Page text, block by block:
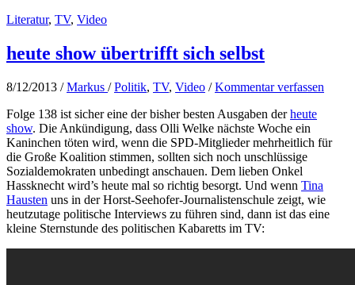
Literatur, TV, Video
heute show übertrifft sich selbst
8/12/2013 /Markus /Politik, TV, Video /Kommentar verfassen
Folge 138 ist sicher eine der bisher besten Ausgaben derheute
show. Die Ankündigung, dass Olli Welke nächste Woche ein
Kaninchen töten wird, wenn die SPD-Mitglieder mehrheitlich für
die Große Koalition stimmen, sollten sich noch unschlüssige
Sozialdemokraten unbedingt anschauen. Dem lieben Onkel
Hassknecht wird’s heute mal so richtig besorgt. Und wenn Tina
Hausten uns in der Horst-Seehofer-Journalistenschule zeigt, wie
heutzutage politische Interviews zu führen sind, dann ist das eine
kleine Sternstunde des politischen Kabaretts im TV: